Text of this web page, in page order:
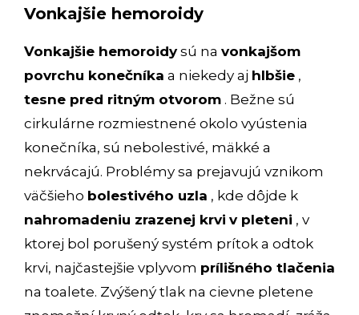
Vonkajšie hemoroidy
Vonkajšie hemoroidysú na vonkajšom
povrchu konečníka a niekedy aj hlbšie ,
tesne pred ritným otvorom . Bežne sú
cirkulárne rozmiestnené okolo vyústenia
konečníka, sú nebolestivé, mäkké a
nekrvácajú. Problémy sa prejavujú vznikom
väčšieho bolestivého uzla , kde dôjde k
nahromadeniu zrazenej krvi v pleteni , v
ktorej bol porušený systém prítok a odtok
krvi, najčastejšie vplyvom prílišného tlačenia
na toalete. Zvýšený tlak na cievne pletene